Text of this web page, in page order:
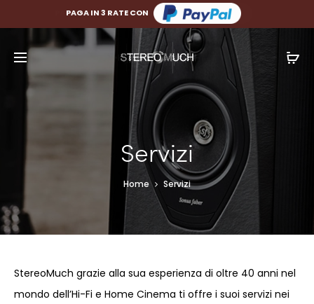
PAGA FINO A 10 RATE CON
PAGA IN 3 RATE CON
Servizi
Home Servizi
StereoMuch grazie alla sua esperienza di oltre 40 anni nel
mondo dell’Hi-Fi e Home Cinema ti offre i suoi servizi nei